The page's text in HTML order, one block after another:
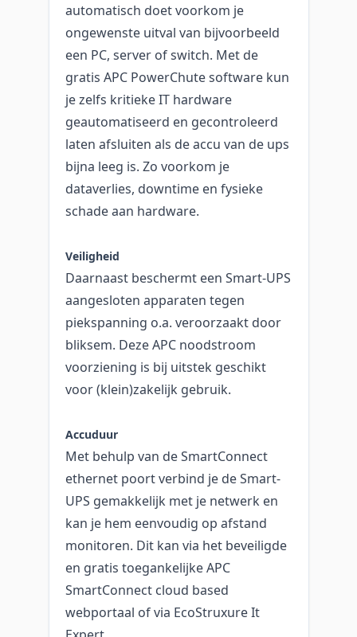
automatisch doet voorkom je
ongewenste uitval van bijvoorbeeld
een PC, server of switch. Met de
gratis APC PowerChute software kun
je zelfs kritieke IT hardware
geautomatiseerd en gecontroleerd
laten afsluiten als de accu van de ups
bijna leeg is. Zo voorkom je
dataverlies, downtime en fysieke
schade aan hardware.
Veiligheid
Daarnaast beschermt een Smart-UPS
aangesloten apparaten tegen
piekspanning o.a. veroorzaakt door
bliksem. Deze APC noodstroom
voorziening is bij uitstek geschikt
voor (klein)zakelijk gebruik.
Accuduur
Met behulp van de SmartConnect
ethernet poort verbind je de Smart-
UPS gemakkelijk met je netwerk en
kan je hem eenvoudig op afstand
monitoren. Dit kan via het beveiligde
en gratis toegankelijke APC
SmartConnect cloud based
webportaal of via EcoStruxure It